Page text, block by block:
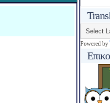
Powered by